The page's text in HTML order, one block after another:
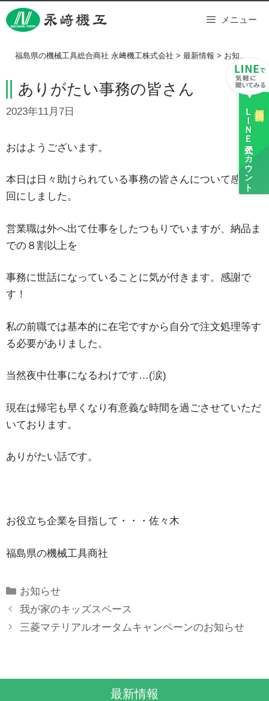
Skip
to
ＬＩＮＥ
公式アカウント
メニュー
福島県の機械工具総合商社 永﨑機工株式会社 > 最新情報 > お知らせ >
ありがたい事務の皆さん
2023年11月7日
おはようございます。
本日は日々助けられている事務の皆さんについて感謝の
回にしました。
営業職は外へ出て仕事をしたつもりでいますが、納品ま
での８割以上を
事務に世話になっていることに気が付きます。感謝で
す！
私の前職では基本的に在宅ですから自分で注文処理等す
る必要がありました。
当然夜中仕事になるわけです…(涙)
現在は帰宅も早くなり有意義な時間を過ごさせていただ
いております。
ありがたい話です。
お役立ち企業を目指して・・・佐々木
福島県の機械工具商社
Categories
お知らせ
我が家のキッズスペース
三菱マテリアルオータムキャンペーンのお知らせ
最新情報